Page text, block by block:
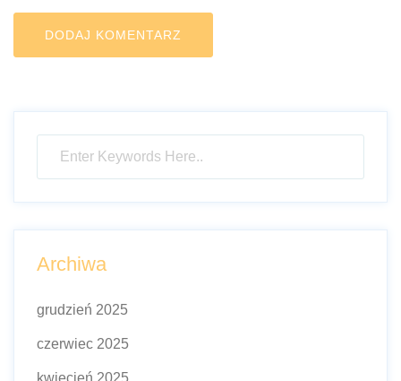
Archiwa
grudzień 2025
czerwiec 2025
kwiecień 2025